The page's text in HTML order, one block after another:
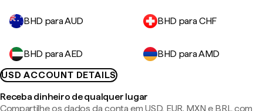
BHD para AUD BHD para CHF
BHD para AED
BHD para AMD
USD ACCOUNT DETAILS
Receba dinheiro de qualquer lugar
Compartilhe os dados da conta em USD, EUR, MXN e BRL com